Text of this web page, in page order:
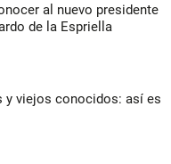
al nuevo presidente
de la Espriella
y viejos conocidos: así es